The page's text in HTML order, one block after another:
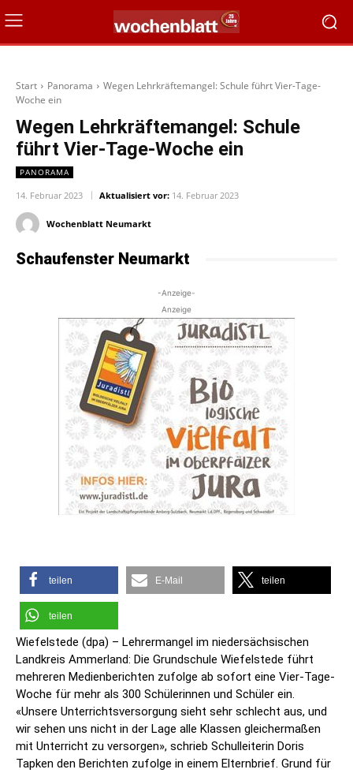
Start Panorama
Wegen Lehrkräftemangel: Schule führt Vier-Tage-
Woche ein
Wegen Lehrkräftemangel: Schule
führt Vier-Tage-Woche ein
PANORAMA
14. Februar 2023 Aktualisiert vor: 14. Februar 2023
Wochenblatt Neumarkt
Schaufenster Neumarkt
-Anzeige-
Anzeige
teilen E-Mail teilen
teilen
Wiefelstede (dpa) – Lehrermangel im niedersächsischen
Landkreis Ammerland: Die Grundschule Wiefelstede führt
mehreren Medienberichten zufolge ab sofort eine Vier-Tage-
Woche für mehr als 300 Schülerinnen und Schüler ein.
«Unsere Unterrichtsversorgung sieht sehr schlecht aus, und
wir sehen uns nicht in der Lage alle Klassen gleichermaßen
mit Unterricht zu versorgen», schrieb Schulleiterin Doris
Tapken den Berichten zufolge in einem Elternbrief. Grund für